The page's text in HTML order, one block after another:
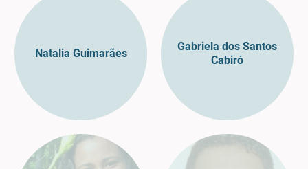
Natalia Guimarães
Gabriela dos Santos
Cabiró